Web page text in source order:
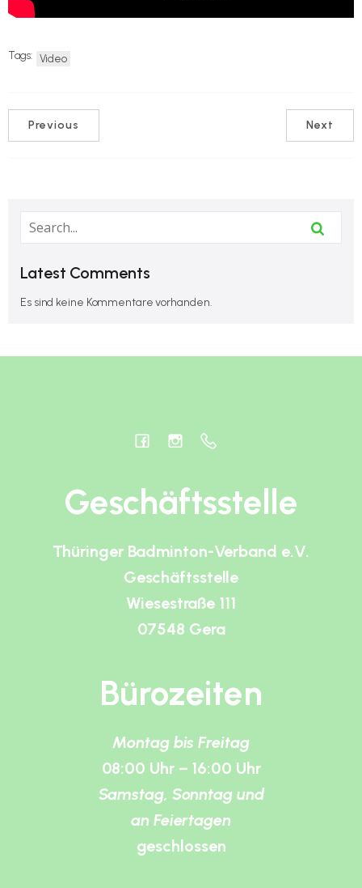
Tags: Video
Previous Next
Latest Comments
Es sind keine Kommentare vorhanden.
Geschäftsstelle
Thüringer Badminton-Verband e.V.
Geschäftsstelle
Wiesestraße 111
07548 Gera
Bürozeiten
Montag bis Freitag
08:00 Uhr – 16:00 Uhr
Samstag, Sonntag und
an Feiertagen
geschlossen